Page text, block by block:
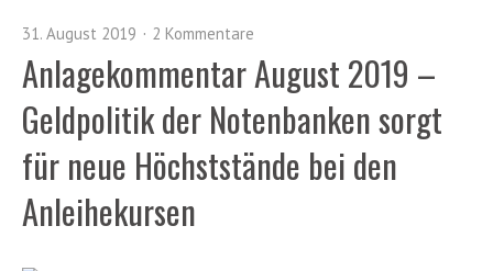
31. August 2019 2 Kommentare
Anlagekommentar August 2019 –
Geldpolitik der Notenbanken sorgt
für neue Höchststände bei den
Anleihekursen